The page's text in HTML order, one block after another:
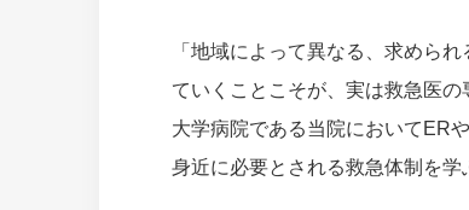
「地域によって異なる、求めら
ていくことこそが、実は救急医
大学病院である当院においてER
身近に必要とされる救急体制を学